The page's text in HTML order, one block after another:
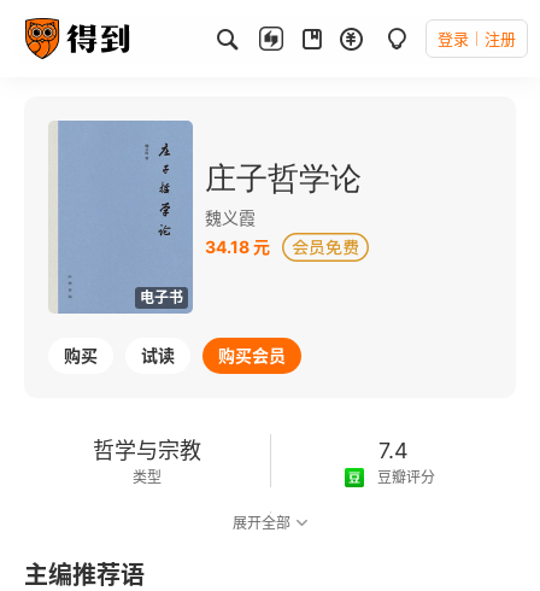
登录 注册
电子书
庄子哲学论
魏义霞
34.18 元
购买 试读 购买会员
哲学与宗教
类型
7.4
豆瓣评分
展开全部
主编推荐语